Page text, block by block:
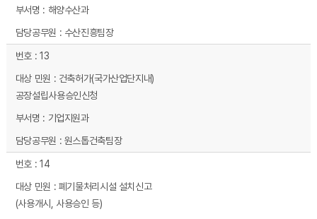
해양수산과
수산진흥팀장
13
건축허가(국가산업단지내)
공장설립사용승인신청
기업지원과
원스톱건축팀장
14
폐기물처리시설 설치신고
(사용개시, 사용승인 등)